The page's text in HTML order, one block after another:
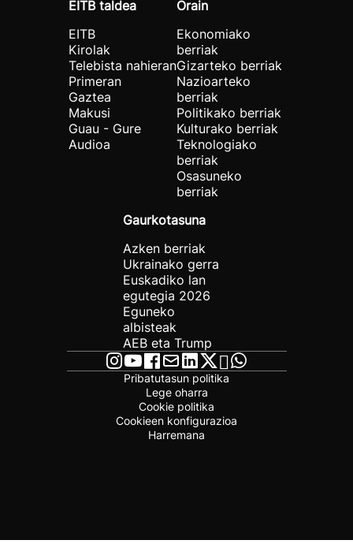
EITB taldea
EITB
Kirolak
Telebista nahieran
Primeran
Gaztea
Makusi
Guau - Gure
Audioa
Orain
Ekonomiako
berriak
Gizarteko berriak
Nazioarteko
berriak
Politikako berriak
Kulturako berriak
Teknologiako
berriak
Osasuneko
berriak
Gaurkotasuna
Azken berriak
Ukrainako gerra
Euskadiko lan
egutegia 2026
Eguneko
albisteak
AEB eta Trump
Pribatutasun politika
Lege oharra
Cookie politika
Cookieen konfigurazioa
Harremana